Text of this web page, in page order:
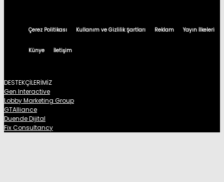
Çerez Politikası Kullanım ve Gizlilik Şartları Reklam Yayın İlkeleri
Künye İletişim
DESTEKÇİLERİMİZ
Gen Interactive
Lobby Marketing Group
GTAlliance
Duende Dijital
Fix Consultancy